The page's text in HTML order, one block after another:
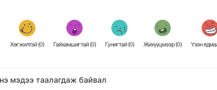
Хөгжилтэй (0) Гайхамшигтай (0) Гунигтай (0) Жихүүцмээр (0) Үзэн
мэдээ таалагдаж байвал